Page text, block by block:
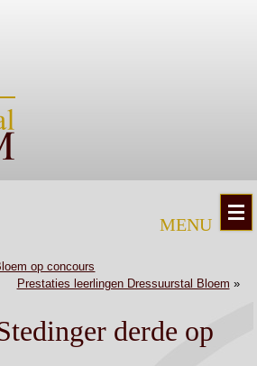
op concours
Prestaties leerlingen Dressuurstal Bloem »
derde op